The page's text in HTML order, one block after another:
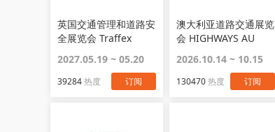
英国交通管理和道路安
全展览会 Traffex
2027.05.19 ~ 05.20
39284热度 订阅
澳大利亚道路交通展览
会 HIGHWAYS AU
2026.10.14 ~ 10.15
130470热度 订阅